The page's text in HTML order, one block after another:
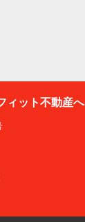
ィット不動産へ